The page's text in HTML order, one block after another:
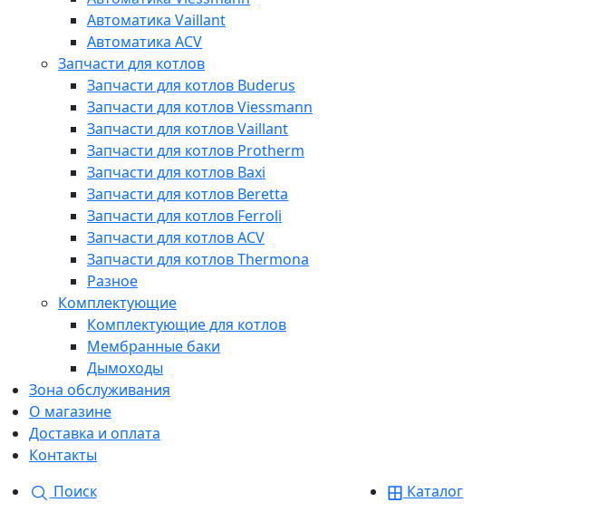
Автоматика Vaillant
Автоматика ACV
Запчасти для котлов
Запчасти для котлов Buderus
Запчасти для котлов Viessmann
Запчасти для котлов Vaillant
Запчасти для котлов Protherm
Запчасти для котлов Baxi
Запчасти для котлов Beretta
Запчасти для котлов Ferroli
Запчасти для котлов ACV
Запчасти для котлов Thermona
Разное
Комплектующие
Комплектующие для котлов
Мембранные баки
Дымоходы
Зона обслуживания
О магазине
Доставка и оплата
Контакты
Поиск
Каталог